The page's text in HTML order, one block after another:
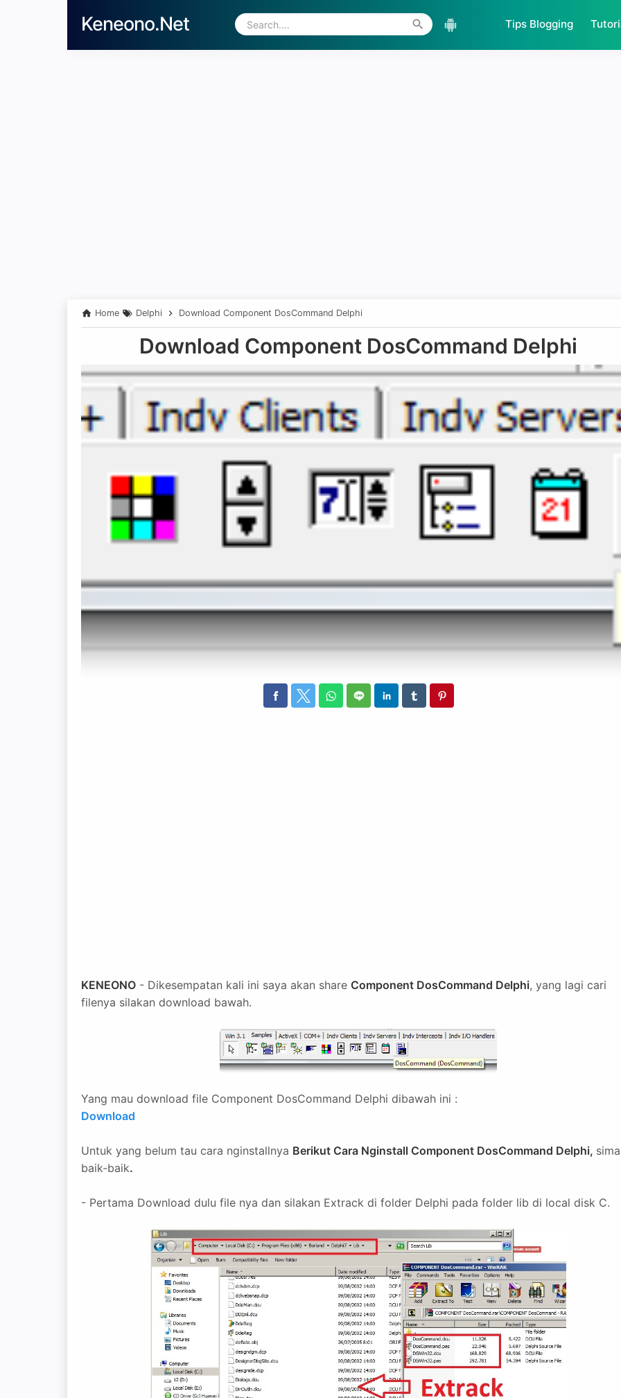
Skip to main content
Keneono.Net Tips Blogging
Home Delphi Download Component DosCommand Delphi
Download Component DosCommand Delphi
KENEONO - Dikesempatan kali ini saya akan share Component DosCommand Delphi, yang lagi cari
filenya silakan download bawah.
Yang mau download file Component DosCommand Delphi dibawah ini :
Download
Untuk yang belum tau cara nginstallnya Berikut Cara Nginstall Component DosCommand Delphi,
baik-baik.
- Pertama Download dulu file nya dan silakan Extrack di folder Delphi pada folder lib di local disk C.